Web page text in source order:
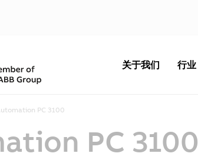
关于我们 行业
PC 3100
PC 3100